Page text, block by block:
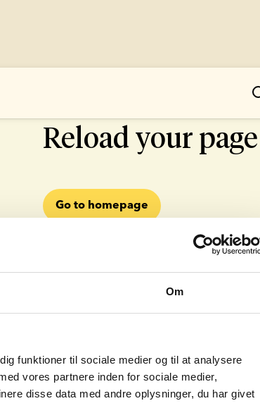
Om
funktioner til sociale medier og til at analysere
vores partnere inden for sociale medier,
disse data med andre oplysninger, du har givet
Reload your page
Go to homepage